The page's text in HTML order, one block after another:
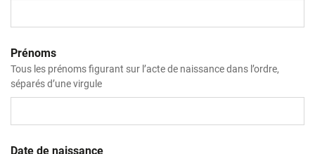
Prénoms
Tous les prénoms figurant sur l’acte de naissance dans l’ordre,
séparés d’une virgule
Date de naissance